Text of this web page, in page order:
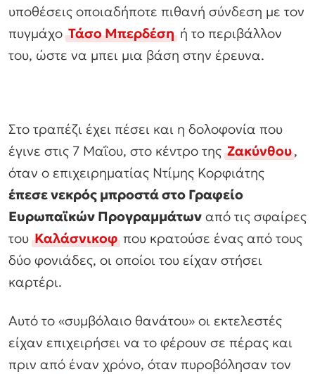
υποθέσεις οποιαδήποτε πιθανή σύνδεση με τον
πυγμάχοΤάσο Μπερδέσηή το περιβάλλον
του, ώστε να μπει μια βάση στην έρευνα.
Στο τραπέζι έχει πέσει και η δολοφονία που
έγινε στις 7 Μαΐου, στο κέντρο τηςΖακύνθου,
όταν ο επιχειρηματίας Ντίμης Κορφιάτης
έπεσε νεκρός μπροστά στο Γραφείο
Ευρωπαϊκών Προγραμμάτων από τις σφαίρες
τουΚαλάσνικοφπου κρατούσε ένας από τους
δύο φονιάδες, οι οποίοι του είχαν στήσει
καρτέρι.
Αυτό το «συμβόλαιο θανάτου» οι εκτελεστές
είχαν επιχειρήσει να το φέρουν σε πέρας και
πριν από έναν χρόνο, όταν πυροβόλησαν τον